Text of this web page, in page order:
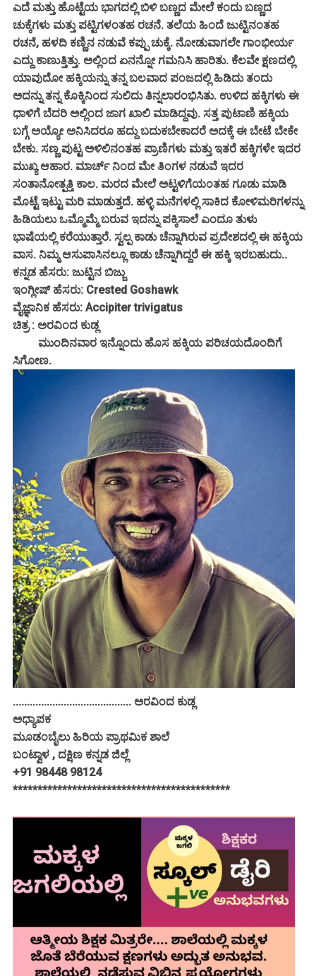
ಎದೆ ಮತ್ತು ಹೊಟ್ಟೆಯ ಭಾಗದಲ್ಲಿ ಬಿಳಿ ಬಣ್ಣದ ಮೇಲೆ ಕಂದು ಬಣ್ಣದ
ಚುಕ್ಕೆಗಳು ಮತ್ತು ಪಟ್ಟಿಗಳಂತಹ ರಚನೆ. ತಲೆಯ ಹಿಂದೆ ಜುಟ್ಟಿನಂತಹ
ರಚನೆ, ಹಳದಿ ಕಣ್ಣಿನ ನಡುವೆ ಕಪ್ಪು ಚುಕ್ಕೆ. ನೋಡುವಾಗಲೇ ಗಾಂಭೀರ್ಯ
ಎದ್ದು ಕಾಣುತ್ತಿತ್ತು. ಅಲ್ಲಿಂದ ಏನನ್ನೋ ಗಮನಿಸಿ ಹಾರಿತು. ಕೆಲವೇ ಕ್ಷಣದಲ್ಲಿ
ಯಾವುದೋ ಹಕ್ಕಿಯನ್ನು ತನ್ನ ಬಲವಾದ ಪಂಜದಲ್ಲಿ ಹಿಡಿದು ತಂದು
ಅದನ್ನು ತನ್ನ ಕೊಕ್ಕಿನಿಂದ ಸುಲಿದು ತಿನ್ನಲಾರಂಭಿಸಿತು. ಉಳಿದ ಹಕ್ಕಿಗಳು ಈ
ಧಾಳಿಗೆ ಬೆದರಿ ಅಲ್ಲಿಂದ ಜಾಗ ಖಾಲಿ ಮಾಡಿದ್ದವು. ಸತ್ತ ಪುಟಾಣಿ ಹಕ್ಕಿಯ
ಬಗ್ಗೆ ಅಯ್ಯೋ ಅನಿಸಿದರೂ ಹದ್ದು ಬದುಕಬೇಕಾದರೆ ಅದಕ್ಕೆ ಈ ಬೇಟೆ ಬೇಕೇ
ಬೇಕು. ಸಣ್ಣ ಪುಟ್ಟ ಅಳಿಲಿನಂತಹ ಪ್ರಾಣಿಗಳು ಮತ್ತು ಇತರೆ ಹಕ್ಕಿಗಳೇ ಇದರ
ಮುಖ್ಯ ಆಹಾರ. ಮಾರ್ಚ್ ನಿಂದ ಮೇ ತಿಂಗಳ ನಡುವೆ ಇದರ
ಸಂತಾನೋತ್ಪತ್ತಿ ಕಾಲ. ಮರದ ಮೇಲೆ ಅಟ್ಟಳಿಗೆಯಂತಹ ಗೂಡು ಮಾಡಿ
ಮೊಟ್ಟೆ ಇಟ್ಟು ಮರಿ ಮಾಡುತ್ತದೆ. ಹಳ್ಳಿ ಮನೆಗಳಲ್ಲಿ ಸಾಕಿದ ಕೋಳಿಮರಿಗಳನ್ನು
ಹಿಡಿಯಲು ಒಮ್ಮೊಮ್ಮೆ ಬರುವ ಇದನ್ನು ಪಕ್ಕಿಸಾಲೆ ಎಂದೂ ತುಳು
ಭಾಷೆಯಲ್ಲಿ ಕರೆಯುತ್ತಾರೆ. ಸ್ವಲ್ಪ ಕಾಡು ಚೆನ್ನಾಗಿರುವ ಪ್ರದೇಶದಲ್ಲಿ ಈ ಹಕ್ಕಿಯ
ವಾಸ. ನಿಮ್ಮ ಆಸುಪಾಸಿನಲ್ಲೂ ಕಾಡು ಚೆನ್ನಾಗಿದ್ದರೆ ಈ ಹಕ್ಕಿ ಇರಬಹುದು..
ಕನ್ನಡ ಹೆಸರು: ಜುಟ್ಟಿನ ಬಿಜ್ಜು
ಇಂಗ್ಲೀಷ್ ಹೆಸರು: Crested Goshawk
ವೈಜ್ಞಾನಿಕ ಹೆಸರು: Accipiter trivigatus
ಚಿತ್ರ : ಅರವಿಂದ ಕುಡ್ಲ
ಮುಂದಿನವಾರ ಇನ್ನೊಂದು ಹೊಸ ಹಕ್ಕಿಯ ಪರಿಚಯದೊಂದಿಗೆ
ಸಿಗೋಣ.
.......................................... ಅರವಿಂದ ಕುಡ್ಲ
ಅಧ್ಯಾಪಕ
ಮೂಡಂಬೈಲು ಹಿರಿಯ ಪ್ರಾಥಮಿಕ ಶಾಲೆ
ಬಂಟ್ವಾಳ , ದಕ್ಷಿಣ ಕನ್ನಡ ಜಿಲ್ಲೆ
+91 98448 98124
********************************************